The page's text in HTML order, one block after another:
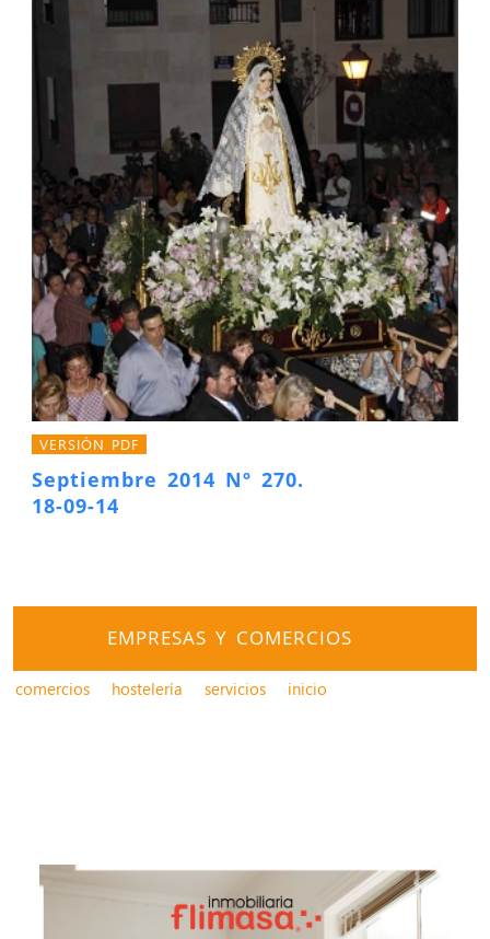
VERSIÓN PDF
Septiembre 2014 Nº 270.
18-09-14
EMPRESAS Y COMERCIOS
comercios hostelería servicios inicio